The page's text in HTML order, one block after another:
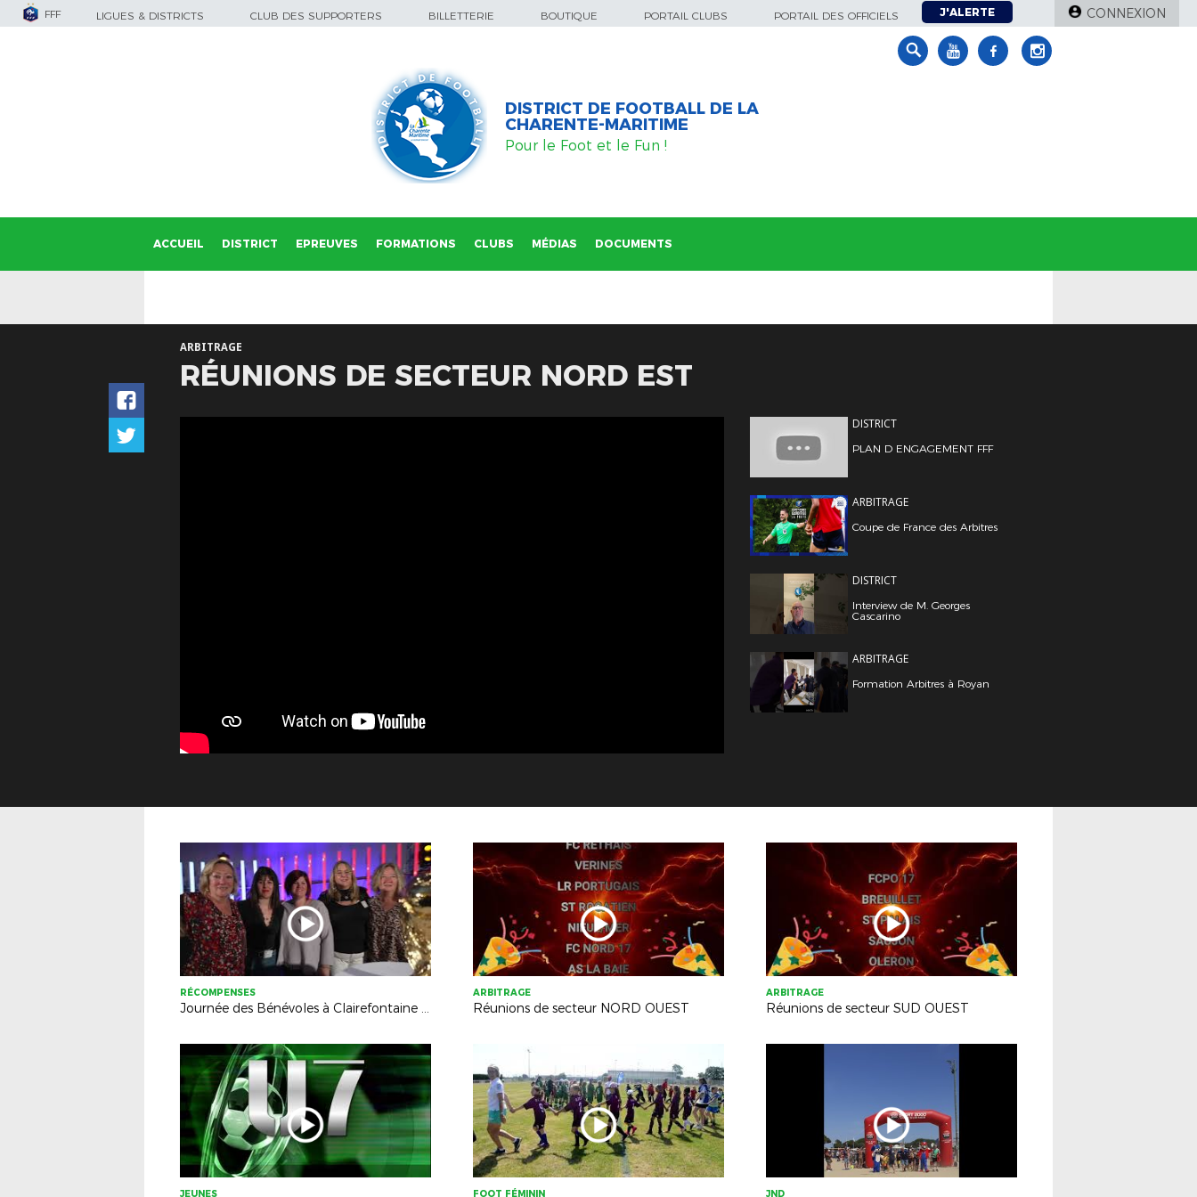
FFF LIGUES & DISTRICTS CLUB DES SUPPORTERS BILLETTERIE BOUTIQUE PORTAIL CLUBS PORTAIL DES OFFICIELS J'ALERTE CONNEXION
DISTRICT DE FOOTBALL DE LA
CHARENTE-MARITIME
Pour le Foot et le Fun !
ACCUEIL DISTRICT EPREUVES FORMATIONS CLUBS MÉDIAS DOCUMENTS
ARBITRAGE
RÉUNIONS DE SECTEUR NORD EST
DISTRICT
PLAN D ENGAGEMENT FFF
ARBITRAGE
Coupe de France des Arbitres
DISTRICT
Interview de M. Georges
Cascarino
ARBITRAGE
Formation Arbitres à Royan
RÉCOMPENSES
Journée des Bénévoles à Clairefontaine avril 2024
ARBITRAGE
Réunions de secteur NORD OUEST
ARBITRAGE
Réunions de secteur SUD OUEST
JEUNES FOOT FÉMININ JND